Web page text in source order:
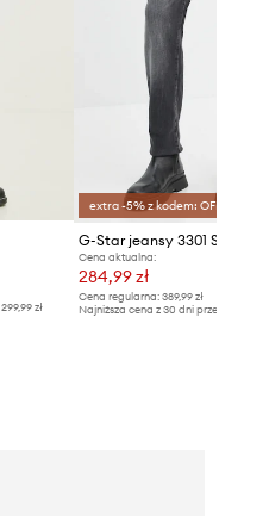
299,99 zł
extra -5% z kodem: OFF*
G-Star jeansy 3301 Slim
Cena aktualna:
284,99 zł
Cena regularna: 389,99 zł
Najniższa cena z 30 dni przed obniżką: